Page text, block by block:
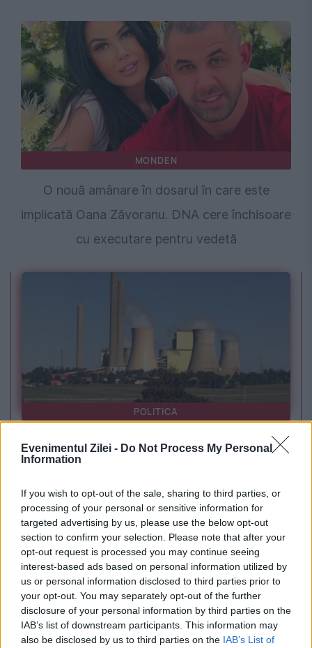
Evenimentul Zilei - Do Not Process My Personal
Information
If you wish to opt-out of the sale, sharing to third parties, or
processing of your personal or sensitive information for
targeted advertising by us, please use the below opt-out
section to confirm your selection. Please note that after your
opt-out request is processed you may continue seeing
interest-based ads based on personal information utilized by
us or personal information disclosed to third parties prior to
your opt-out. You may separately opt-out of the further
disclosure of your personal information by third parties on the
IAB’s list of downstream participants. This information may
also be disclosed by us to third parties on the IAB’s List of
MONDEN
O nouă amânare în dosarul în care este
implicată Oana Zăvoranu. DNA cere închisoare
cu executare pentru vedetă
POLITICA
PSD cere activarea mecanismului european
de urgență pentru energie și susține
menținerea centralelor pe cărbune. Critici la
adresa lui Bolojan